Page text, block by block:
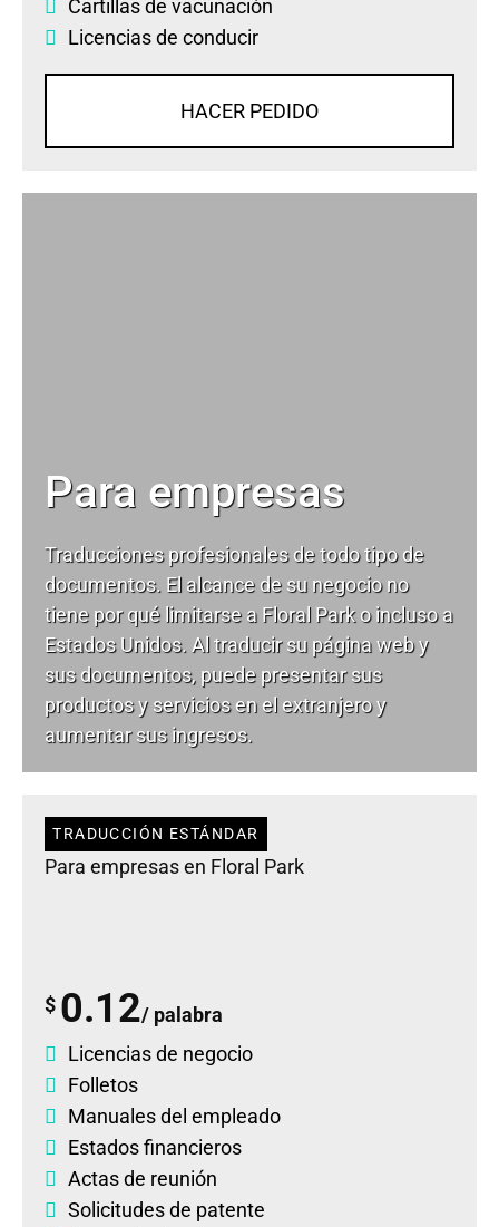
Cartillas de vacunación
Licencias de conducir
HACER PEDIDO
Para empresas
Traducciones profesionales de todo tipo de
documentos. El alcance de su negocio no
tiene por qué limitarse a Floral Park o incluso a
Estados Unidos. Al traducir su página web y
sus documentos, puede presentar sus
productos y servicios en el extranjero y
aumentar sus ingresos.
TRADUCCIÓN ESTÁNDAR
Para empresas en Floral Park
$ 0.12/ palabra
Licencias de negocio
Folletos
Manuales del empleado
Estados financieros
Actas de reunión
Solicitudes de patente